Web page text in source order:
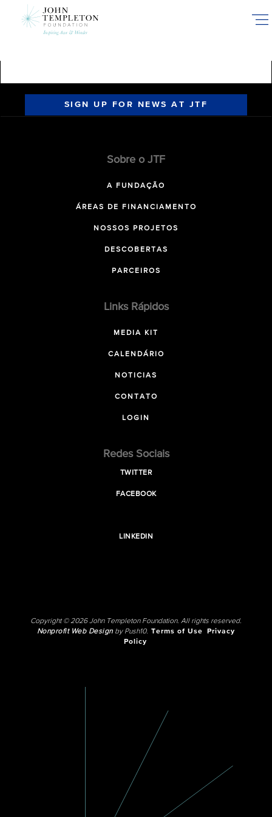
SIGN UP FOR NEWS AT JTF
Sobre o JTF
A FUNDAÇÃO
ÁREAS DE FINANCIAMENTO
NOSSOS PROJETOS
DESCOBERTAS
PARCEIROS
Links Rápidos
MEDIA KIT
CALENDÁRIO
NOTICIAS
CONTATO
LOGIN
Redes Sociais
TWITTER
FACEBOOK
LINKEDIN
Copyright © 2026 John Templeton Foundation. All rights reserved.
Nonprofit Web Designby Push10. Terms of Use
Privacy
Policy